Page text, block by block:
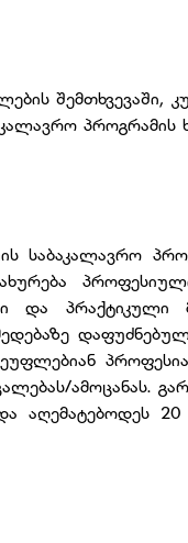
შემთხვევაში,
პროგრამის
საბაკალავრო
და პრაქტიკული
ამოცანას.
აღემატებოდეს